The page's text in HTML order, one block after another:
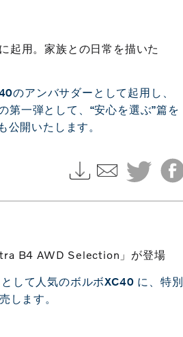
起用。家族との日常を描いた
のアンバサダーとして起用し、
第一弾として、“安心を選ぶ”篇を
開いたします。
B4 AWD Selection」が登場
して人気のボルボXC40 に、特別
します。